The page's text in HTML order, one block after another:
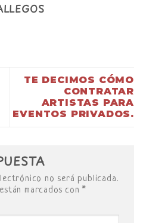
TE DECIMOS CÓMO
CONTRATAR
ARTISTAS PARA
EVENTOS PRIVADOS.
no será publicada.
marcados con*